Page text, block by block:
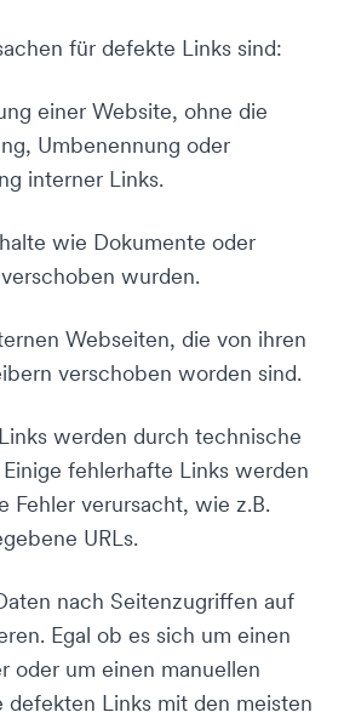
für defekte Links sind:
einer Website, ohne die
Umbenennung oder
interner Links.
wie Dokumente oder
wurden.
Webseiten, die von ihren
verschoben worden sind.
werden durch technische
fehlerhafte Links werden
Fehler verursacht, wie z.B.
URLs.
nach Seitenzugriffen auf
Egal ob es sich um einen
oder um einen manuellen
defekten Links mit den meisten